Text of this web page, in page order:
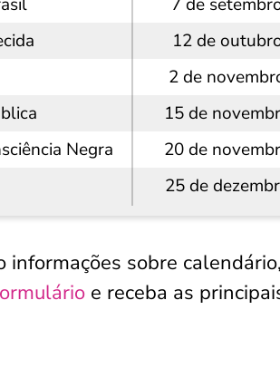
12 de
2 de
15 de
Negra
20 de
25 de
informações sobre
e receba as